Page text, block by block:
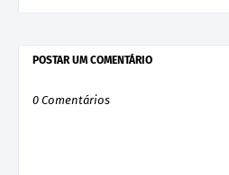
POSTAR UM COMENTÁRIO
0 Comentários